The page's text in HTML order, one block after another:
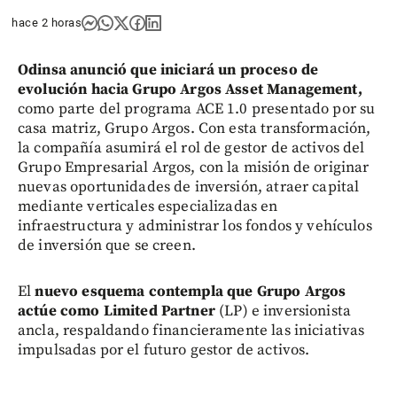
hace 2 horas
Odinsa anunció que iniciará un proceso de
evolución hacia Grupo Argos Asset Management,
como parte del programa ACE 1.0 presentado por su
casa matriz, Grupo Argos. Con esta transformación,
la compañía asumirá el rol de gestor de activos del
Grupo Empresarial Argos, con la misión de originar
nuevas oportunidades de inversión, atraer capital
mediante verticales especializadas en
infraestructura y administrar los fondos y vehículos
de inversión que se creen.
Elnuevo esquema contempla que Grupo Argos
actúe como Limited Partner (LP) e inversionista
ancla, respaldando financieramente las iniciativas
impulsadas por el futuro gestor de activos.